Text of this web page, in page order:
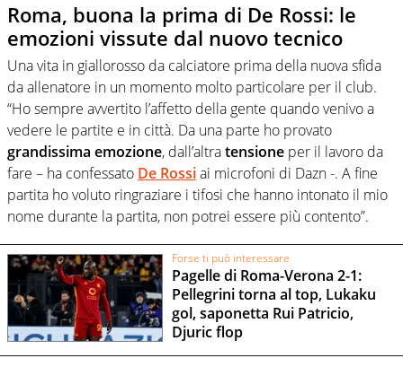
Roma, buona la prima di De Rossi: le
emozioni vissute dal nuovo tecnico
Una vita in giallorosso da calciatore prima della nuova sfida
da allenatore in un momento molto particolare per il club.
“Ho sempre avvertito l’affetto della gente quando venivo a
vedere le partite e in città. Da una parte ho provato
grandissima emozione, dall’altratensione per il lavoro da
fare – ha confessato De Rossiai microfoni di Dazn -. A fine
partita ho voluto ringraziare i tifosi che hanno intonato il mio
nome durante la partita, non potrei essere più contento”.
Forse ti può interessare
Pagelle di Roma-Verona 2-1:
Pellegrini torna al top, Lukaku
gol, saponetta Rui Patricio,
Djuric flop